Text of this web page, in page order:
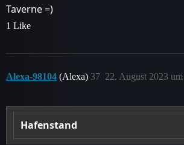
Taverne =)
1 Like
Alexa-98104 (Alexa) 22. August 2023
37
Hafenstand